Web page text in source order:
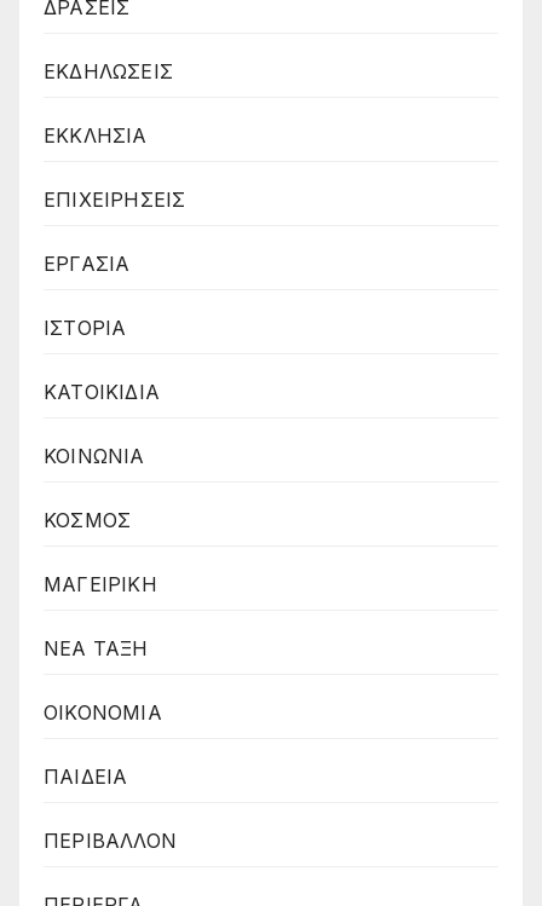
ΔΡΑΣΕΙΣ
ΕΚΔΗΛΩΣΕΙΣ
ΕΚΚΛΗΣΙΑ
ΕΠΙΧΕΙΡΗΣΕΙΣ
ΕΡΓΑΣΙΑ
ΙΣΤΟΡΙΑ
ΚΑΤΟΙΚΙΔΙΑ
ΚΟΙΝΩΝΙΑ
ΚΟΣΜΟΣ
ΜΑΓΕΙΡΙΚΗ
ΝΕΑ ΤΑΞΗ
ΟΙΚΟΝΟΜΙΑ
ΠΑΙΔΕΙΑ
ΠΕΡΙΒΑΛΛΟΝ